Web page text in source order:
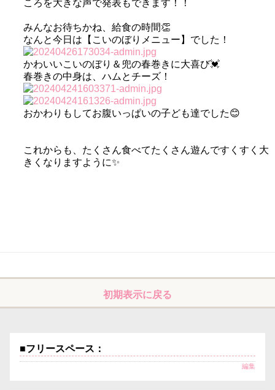
ころを大きな声で発表もできます！！
みんなお待ちかね、給食の時間👏
なんと今日は【こいのぼりメニュー】でした！
かわいいこいのぼり＆兜の春巻きに大喜び💓
春巻きの中身は、ハムとチーズ！
おかわりもしてお腹いっぱいの子ども達でした😊
これからも、たくさん食べてたくさん遊んですくすく大
きくなりますように✨
初期表示に戻る
■フリースペース：
編集